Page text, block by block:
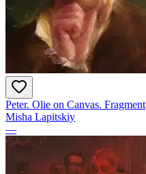
Peter. Olie on Canvas. Fragment
Misha Lapitskiy
—